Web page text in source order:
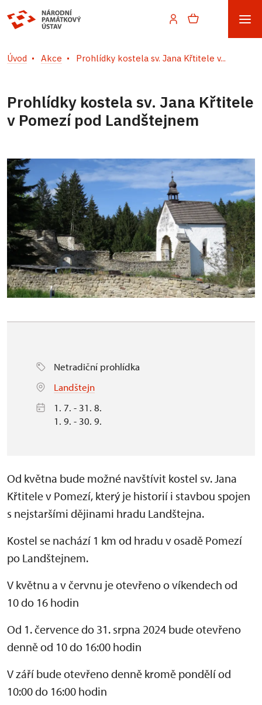
Úvod Akce Prohlídky kostela sv. Jana Křtitele v...
Prohlídky kostela sv. Jana Křtitele
v Pomezí pod Landštejnem
Netradiční prohlídka
Landštejn
1. 7. - 31. 8.
1. 9. - 30. 9.
Od května bude možné navštívit kostel sv. Jana
Křtitele v Pomezí, který je historií i stavbou spojen
s nejstaršími dějinami hradu Landštejna.
Kostel se nachází 1 km od hradu v osadě Pomezí
po Landštejnem.
V květnu a v červnu je otevřeno o víkendech od
10 do 16 hodin
Od 1. července do 31. srpna 2024 bude otevřeno
denně od 10 do 16:00 hodin
V září bude otevřeno denně kromě pondělí od
10:00 do 16:00 hodin